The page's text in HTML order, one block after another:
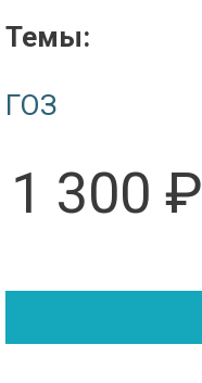
Темы:
ГОЗ
1 300 ₽